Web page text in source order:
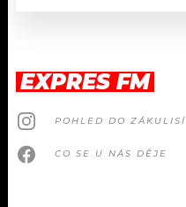
EXPRES FM
POHLED DO ZÁKULISÍ
CO SE U NÁS DĚJE